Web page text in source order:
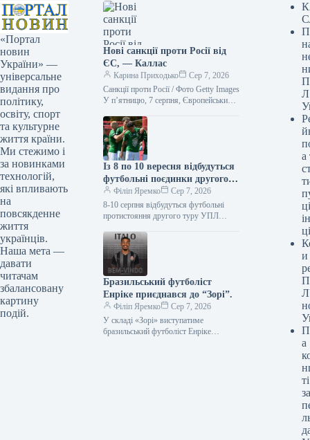
«Портал
новин
України» —
універсальне
видання про
політику,
освіту, спорт
та культурне
життя країни.
Ми стежимо і
за новинками
технологій,
які впливають
на
повсякденне
життя
українців.
Наша мета —
давати
читачам
збалансовану
картину
подій.
Нові санкції проти Росії від
ЄС, — Каллас
Карина Приходько
Сер 7, 2026
Санкції проти Росії / Фото Getty Images
У п’ятницю, 7 серпня, Європейський
заходи стосовно Росії. Ці…
Із 8 по 10 вересня відбудуться
футбольні поєдинки другого
кола Української Прем’єр-
ліги.
Філіп Яремко
Сер 7, 2026
8-10 серпня відбудуться футбольні
протистояння другого туру УПЛ
серпня заплановано проведення матчів
другого…
Бразильський футболіст
Енріке приєднався до “Зорі”.
Філіп Яремко
Сер 7, 2026
У складі «Зорі» виступатиме
бразильський футболіст Енріке
Л
а
ці
и
а